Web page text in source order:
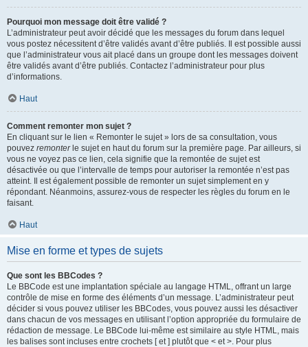
Pourquoi mon message doit être validé ?
L’administrateur peut avoir décidé que les messages du forum dans lequel
vous postez nécessitent d’être validés avant d’être publiés. Il est possible aussi
que l’administrateur vous ait placé dans un groupe dont les messages doivent
être validés avant d’être publiés. Contactez l’administrateur pour plus
d’informations.
Haut
Comment remonter mon sujet ?
En cliquant sur le lien « Remonter le sujet » lors de sa consultation, vous
pouvez remonterle sujet en haut du forum sur la première page. Par ailleurs, si
vous ne voyez pas ce lien, cela signifie que la remontée de sujet est
désactivée ou que l’intervalle de temps pour autoriser la remontée n’est pas
atteint. Il est également possible de remonter un sujet simplement en y
répondant. Néanmoins, assurez-vous de respecter les règles du forum en le
faisant.
Haut
Mise en forme et types de sujets
Que sont les BBCodes ?
Le BBCode est une implantation spéciale au langage HTML, offrant un large
contrôle de mise en forme des éléments d’un message. L’administrateur peut
décider si vous pouvez utiliser les BBCodes, vous pouvez aussi les désactiver
dans chacun de vos messages en utilisant l’option appropriée du formulaire de
rédaction de message. Le BBCode lui-même est similaire au style HTML, mais
les balises sont incluses entre crochets [ et ] plutôt que < et >. Pour plus